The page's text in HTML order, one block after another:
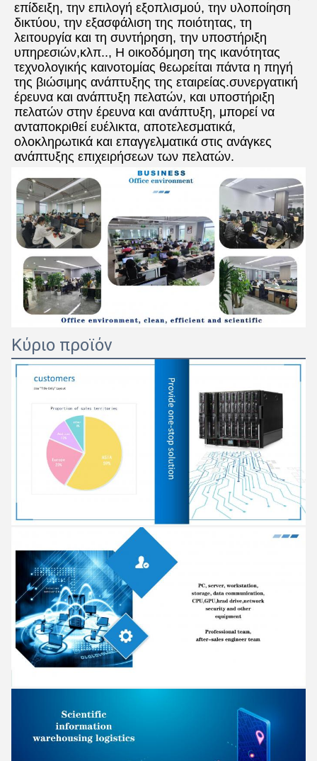
επίδειξη, την επιλογή εξοπλισμού, την υλοποίηση
δικτύου, την εξασφάλιση της ποιότητας, τη
λειτουργία και τη συντήρηση, την υποστήριξη
υπηρεσιών,κλπ.., Η οικοδόμηση της ικανότητας
τεχνολογικής καινοτομίας θεωρείται πάντα η πηγή
της βιώσιμης ανάπτυξης της εταιρείας.συνεργατική
έρευνα και ανάπτυξη πελατών, και υποστήριξη
πελατών στην έρευνα και ανάπτυξη, μπορεί να
ανταποκριθεί ευέλικτα, αποτελεσματικά,
ολοκληρωτικά και επαγγελματικά στις ανάγκες
ανάπτυξης επιχειρήσεων των πελατών.
Κύριο προϊόν